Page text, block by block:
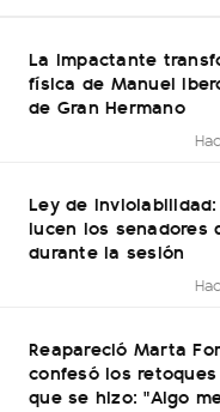
La impactante
física de Manuel
de Gran Hermano
Ley de
lucen los senadores
durante la sesión
Reapareció Marta
confesó los
que se hizo: "Algo